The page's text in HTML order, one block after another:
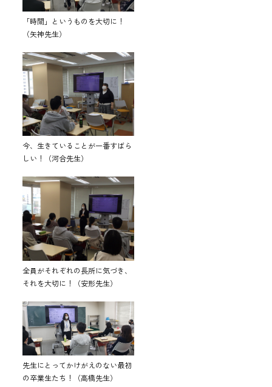
「時間」というものを大切に！
（矢神先生）
今、生きていることが一番すばら
しい！（河合先生）
全員がそれぞれの長所に気づき、
それを大切に！（安形先生）
先生にとってかけがえのない最初
の卒業生たち！（高橋先生）